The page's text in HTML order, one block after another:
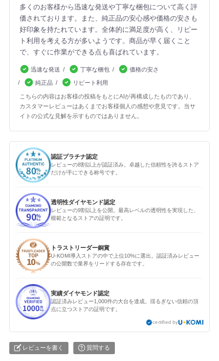
多くのお客様から迅速な発送や丁寧な梱包について高く評
価されております。また、純正品の安心感や価格の安さも
好印象を持たれています。全体的に満足度が高く、リピー
ト利用を考える方が多いようです。商品が早く届くこと
で、すぐに作業ができる点も喜ばれています。
迅速な発送 丁寧な梱包
価格の安さ
純正品
リピート利用
こちらの内容はお客様の投稿をもとにAIが再構成したものであり、
カスタマーレビューはあくまでお客様個人の感想や意見です。当サ
イトの公式な見解を示すものではありません。
認証プラチナ認定
レビューの8割以上が認証済み。卓越した信頼性を誇るストア
だけが手にできる称号です。
透明性ダイヤモンド認定
レビューの9割以上を公開。最高レベルの透明性を実現した、
模範となるストアの証明です。
トラストリーダー銅賞
U-KOMI導入ストアの中で上位10%に選出。認証済みレビュー
の公開数で業界をリードする存在です。
実績ダイヤモンド認定
認証済みレビュー1,000件の大台を達成。揺るぎない信頼の頂
点に立つストアの証明です。
certified by
レビューを書く 質問する